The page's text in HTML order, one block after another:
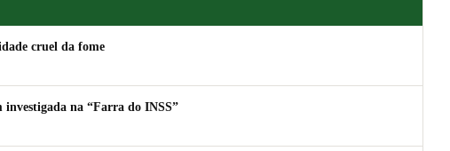
cruel da fome
investigada na “Farra do INSS”